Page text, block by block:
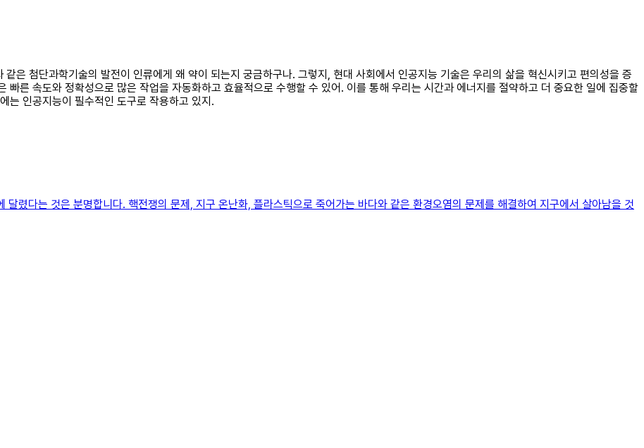
은 첨단과학기술의 발전이 인류에게 왜 약이 되는지 궁금하구나. 그렇지, 현대 사회에서 인공지능 기술은 우리의 삶을 혁신시키고 편의성을 증
빠른 속도와 정확성으로 많은 작업을 자동화하고 효율적으로 수행할 수 있어. 이를 통해 우리는 시간과 에너지를 절약하고 더 중요한 일에 집중할
는 인공지능이 필수적인 도구로 작용하고 있지.
렸다는 것은 분명합니다. 핵전쟁의 문제, 지구 온난화, 플라스틱으로 죽어가는 바다와 같은 환경오염의 문제를 해결하여 지구에서 살아남을 것